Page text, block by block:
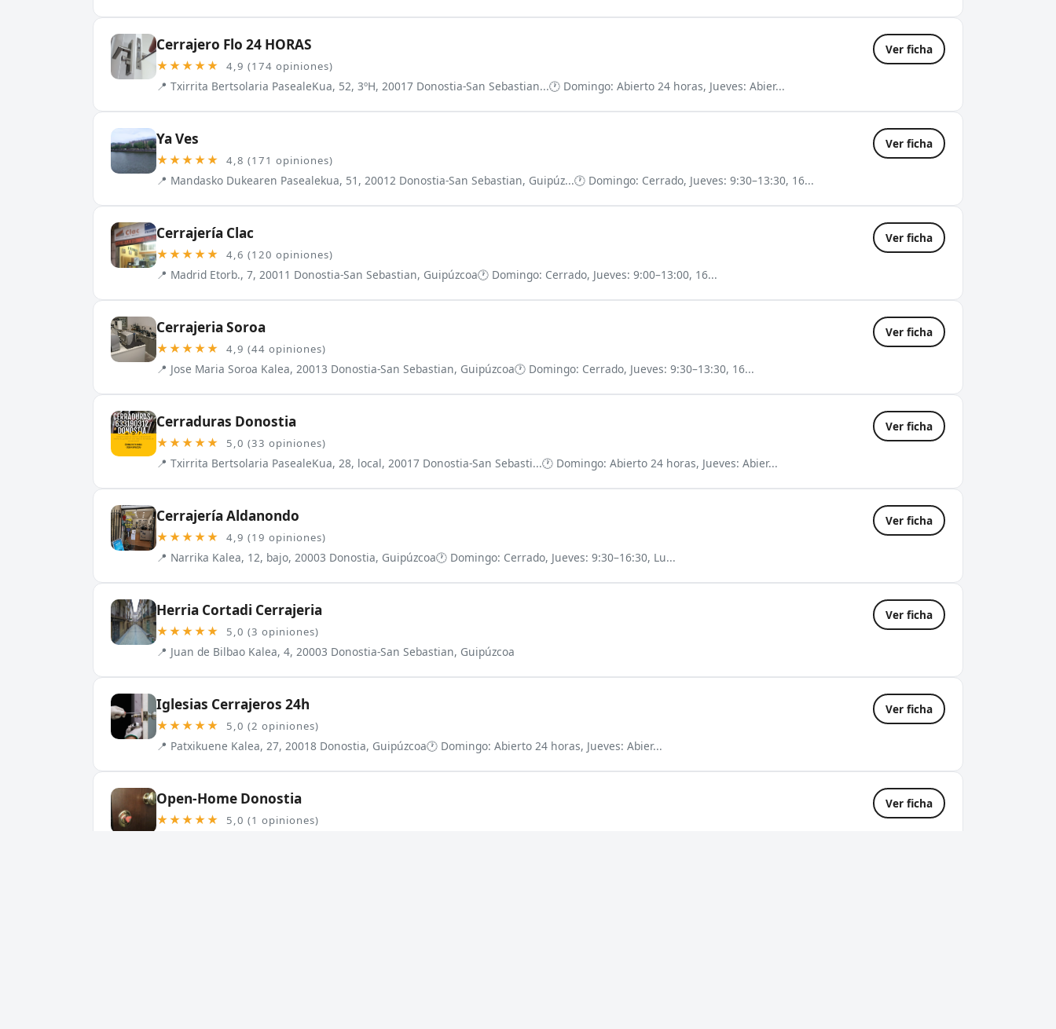
Cerrajero Flo 24 HORAS
★★★★★ 4,9 (174 opiniones)
📍 Txirrita Bertsolaria PasealeKua, 52, 3ºH, 20017 Donostia-San Sebastian...🕐 Domingo: Abierto 24 horas, Jueves: Abier...
Ver ficha
Ya Ves
★★★★★ 4,8 (171 opiniones)
📍 Mandasko Dukearen Pasealekua, 51, 20012 Donostia-San Sebastian, Guipúz...🕐 Domingo: Cerrado, Jueves: 9:30–13:30, 16...
Ver ficha
Cerrajería Clac
★★★★★ 4,6 (120 opiniones)
📍 Madrid Etorb., 7, 20011 Donostia-San Sebastian, Guipúzcoa🕐 Domingo: Cerrado, Jueves: 9:00–13:00, 16...
Ver ficha
Cerrajeria Soroa
★★★★★ 4,9 (44 opiniones)
📍 Jose Maria Soroa Kalea, 20013 Donostia-San Sebastian, Guipúzcoa🕐 Domingo: Cerrado, Jueves: 9:30–13:30, 16...
Ver ficha
Cerraduras Donostia
★★★★★ 5,0 (33 opiniones)
📍 Txirrita Bertsolaria PasealeKua, 28, local, 20017 Donostia-San Sebasti...🕐 Domingo: Abierto 24 horas, Jueves: Abier...
Ver ficha
Cerrajería Aldanondo
★★★★★ 4,9 (19 opiniones)
📍 Narrika Kalea, 12, bajo, 20003 Donostia, Guipúzcoa🕐 Domingo: Cerrado, Jueves: 9:30–16:30, Lu...
Ver ficha
Herria Cortadi Cerrajeria
★★★★★ 5,0 (3 opiniones)
📍 Juan de Bilbao Kalea, 4, 20003 Donostia-San Sebastian, Guipúzcoa
Ver ficha
Iglesias Cerrajeros 24h
★★★★★ 5,0 (2 opiniones)
📍 Patxikuene Kalea, 27, 20018 Donostia, Guipúzcoa🕐 Domingo: Abierto 24 horas, Jueves: Abier...
Ver ficha
Open-Home Donostia
★★★★★ 5,0 (1 opiniones)
Ver ficha